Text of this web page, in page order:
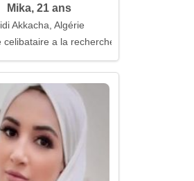
Mika, 21 ans
Akkacha, Algérie
celibataire a la recherche d'un mari